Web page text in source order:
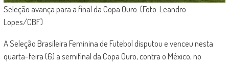
Seleção avança para a final da Copa Ouro. (Foto: Leandro
Lopes/CBF)
A Seleção Brasileira Feminina de Futebol disputou e venceu nesta
quarta-feira (6) a semifinal da Copa Ouro, contra o México, no